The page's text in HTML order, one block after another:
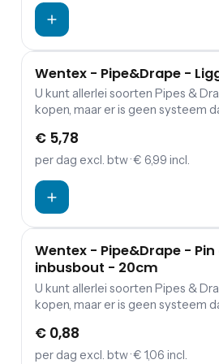
decoratief. Dat alles maakt het de
voor theaters, evenementen,
tentoonstellingen en nog veel
Wentex - Pipe&Drape -
U kunt allerlei soorten Pipes &
kopen, maar er is geen systeem
Drapes. Door pure innovaties is
systeem veel gemakkelijker te
decoratief. Dat alles maakt het de
theaters, evenementen,
tentoonstellingen en nog veel
€ 5,78
per dag excl. btw· € 6,99 incl.
Wentex - Pipe&Drape -
inbusbout - 20cm
U kunt allerlei soorten Pipes &
kopen, maar er is geen systeem
Drapes. Door pure innovaties is
systeem veel gemakkelijker te
€ 0,88
per dag excl. btw· € 1,06 incl.